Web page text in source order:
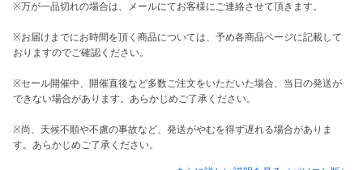
※万が一品切れの場合は、メールにてお客様にご連絡させて頂きます。
※お届けまでにお時間を頂く商品については、予め各商品ページに記載して
おりますのでご確認ください。
※セール開催中、開催直後など多数ご注文をいただいた場合、当日の発送が
できない場合があります。あらかじめご了承ください。
※尚、天候不順や不慮の事故など、発送がやむを得ず遅れる場合がありま
す。あらかじめご了承ください。